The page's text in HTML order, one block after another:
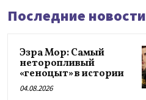
Последние новости
Эзра Мор: Самый
неторопливый
«геноцыт» в истории
04.08.2026